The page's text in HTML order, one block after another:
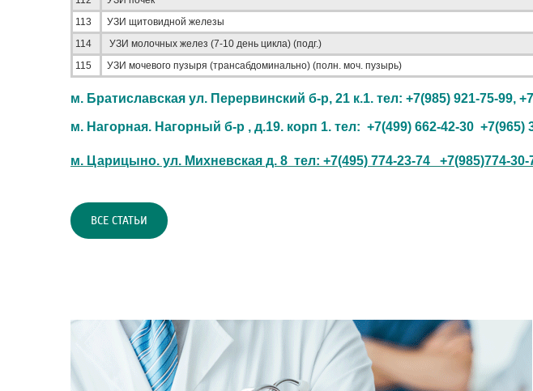
113
УЗИ щитовидной железы
114
УЗИ молочных желез (7-10 день цикла) (подг.)
115
УЗИ мочевого пузыря (трансабдоминально) (полн. моч. пузырь)
м. Братиславская ул. Перервинский б-р, 21 к.1. тел: +7(985) 921-75-99,
м. Нагорная. Нагорный б-р , д.19. корп 1. тел: +7(499) 662-42-30 +7(965)
м. Царицыно. ул. Михневская д. 8 тел: +7(495) 774-23-74 +7(985)774-
ВСЕ СТАТЬИ